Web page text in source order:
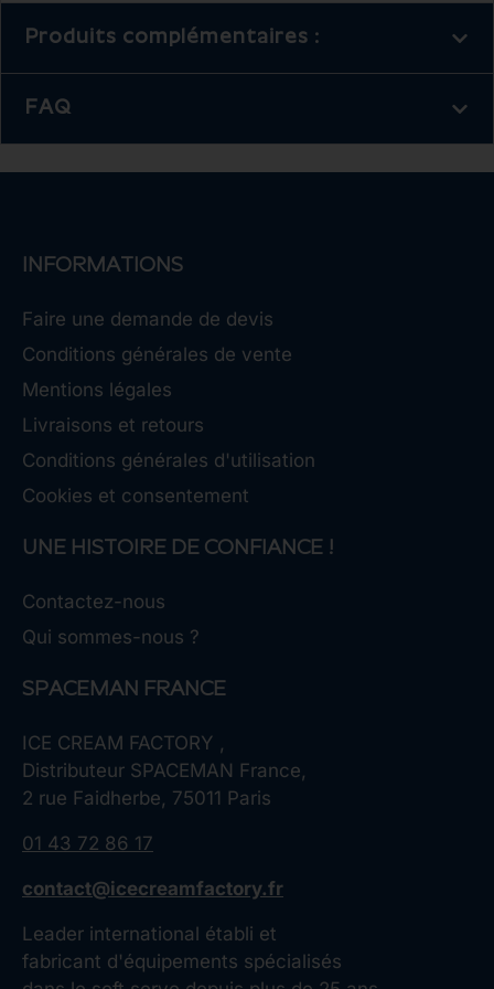
Produits complémentaires :
FAQ
INFORMATIONS
Faire une demande de devis
Conditions générales de vente
Mentions légales
Livraisons et retours
Conditions générales d'utilisation
Cookies et consentement
UNE HISTOIRE DE CONFIANCE !
Contactez-nous
Qui sommes-nous ?
SPACEMAN FRANCE
ICE CREAM FACTORY ,
Distributeur SPACEMAN France,
2 rue Faidherbe, 75011 Paris
01 43 72 86 17
contact@icecreamfactory.fr
Leader international établi et
fabricant d'équipements spécialisés